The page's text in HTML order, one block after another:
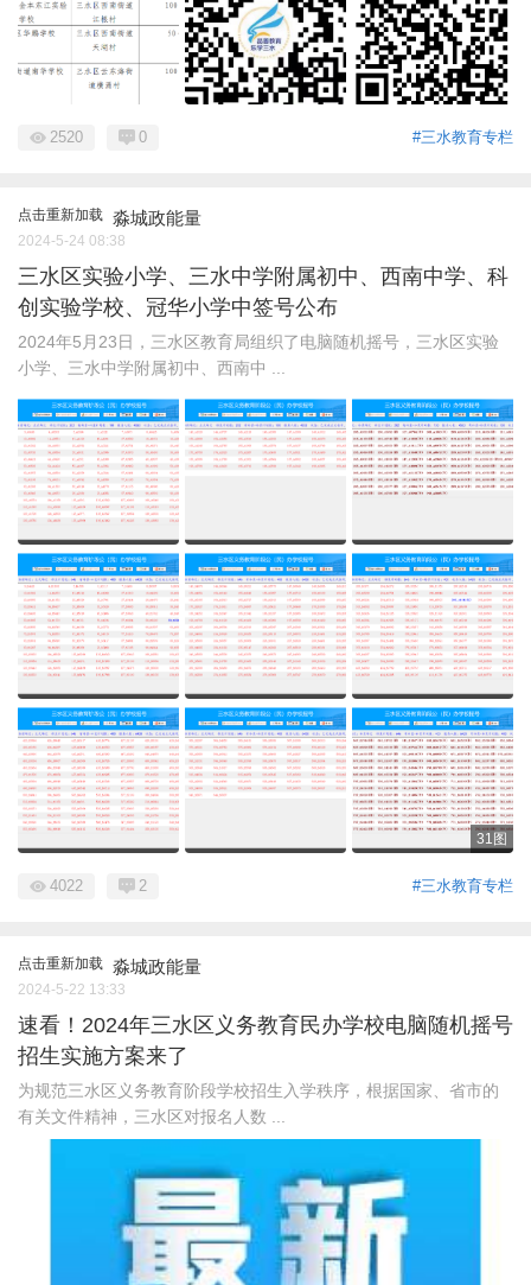
#三水教育专栏
2520 0
点击重新加载 淼城政能量
2024-5-24 08:38
三水区实验小学、三水中学附属初中、西南中学、科
创实验学校、冠华小学中签号公布
2024年5月23日，三水区教育局组织了电脑随机摇号，三水区实验
小学、三水中学附属初中、西南中 ...
31图
#三水教育专栏
4022 2
点击重新加载 淼城政能量
2024-5-22 13:33
速看！2024年三水区义务教育民办学校电脑随机摇号
招生实施方案来了
为规范三水区义务教育阶段学校招生入学秩序，根据国家、省市的
有关文件精神，三水区对报名人数 ...